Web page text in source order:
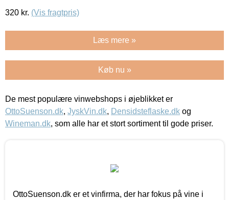
320 kr. (Vis fragtpris)
Læs mere »
Køb nu »
De mest populære vinwebshops i øjeblikket er
OttoSuenson.dk, JyskVin.dk, Densidsteflaske.dk og
Wineman.dk, som alle har et stort sortiment til gode priser.
OttoSuenson.dk er et vinfirma, der har fokus på vine i